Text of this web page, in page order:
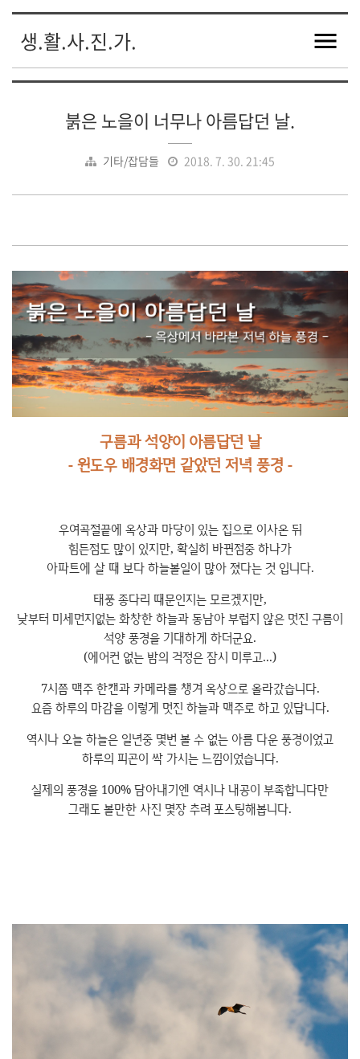
생.활.사.진.가.
붉은 노을이 너무나 아름답던 날.
기타/잡담들 2018. 7. 30. 21:45
구름과 석양이 아름답던 날
- 윈도우 배경화면 같았던 저녁 풍경 -
우여곡절끝에 옥상과 마당이 있는 집으로 이사온 뒤
힘든점도 많이 있지만, 확실히 바뀐점중 하나가
아파트에 살 때 보다 하늘볼일이 많아 졌다는 것 입니다.
태풍 종다리 때문인지는 모르겠지만,
낮부터 미세먼지없는 화창한 하늘과 동남아 부럽지 않은 멋진 구름이
석양 풍경을 기대하게 하더군요.
(에어컨 없는 밤의 걱정은 잠시 미루고...)
7시쯤 맥주 한캔과 카메라를 챙겨 옥상으로 올라갔습니다.
요즘 하루의 마감을 이렇게 멋진 하늘과 맥주로 하고 있답니다.
역시나 오늘 하늘은 일년중 몇번 볼 수 없는 아름 다운 풍경이었고
하루의 피곤이 싹 가시는 느낌이었습니다.
실제의 풍경을 100% 담아내기엔 역시나 내공이 부족합니다만
그래도 볼만한 사진 몇장 추려 포스팅해봅니다.